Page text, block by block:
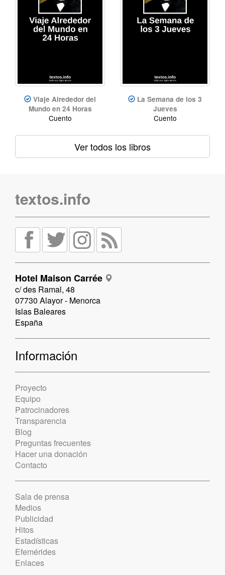
Viaje Alrededor del
Mundo en 24 Horas
Cuento
La Semana de los 3
Jueves
Cuento
Ver todos los libros
textos.info
Hotel Maison Carrée
c/ des Ramal, 48
07730 Alayor - Menorca
Islas Baleares
España
Información
Proyecto
Equipo
Patrocinadores
Transparencia
Blog
Preguntas frecuentes
Hacer una donación
Contacto
Sala de prensa
Medios
Publicidad
Hitos
Estadísticas
Efemérides
Enlaces